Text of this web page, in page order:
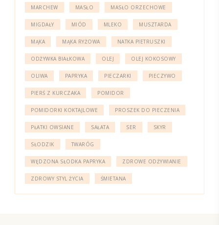
MARCHEW MASŁO MASŁO ORZECHOWE
MIGDAŁY MIÓD MLEKO MUSZTARDA
MĄKA MĄKA RYŻOWA NATKA PIETRUSZKI
ODŻYWKA BIAŁKOWA OLEJ OLEJ KOKOSOWY
OLIWA PAPRYKA PIECZARKI PIECZYWO
PIERŚ Z KURCZAKA POMIDOR
POMIDORKI KOKTAJLOWE PROSZEK DO PIECZENIA
PŁATKI OWSIANE SAŁATA SER SKYR
SŁODZIK TWARÓG
WĘDZONA SŁODKA PAPRYKA ZDROWE ODŻYWIANIE
ZDROWY STYL ŻYCIA ŚMIETANA